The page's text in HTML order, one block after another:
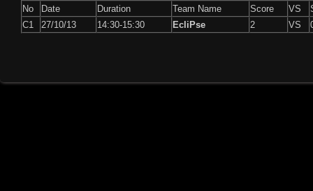
No Date Duration Team Name Score VS
C1
27/10/13 14:30-15:30 EcliPse 2 VS